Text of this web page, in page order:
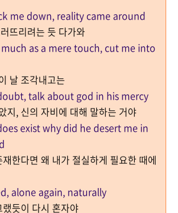
me down, reality came around
뜨리려는 듯 다가와
as a mere touch, cut me into
날 조각내고는
talk about god in his mercy
지, 신의 자비에 대해 말하는 거야
exist why did he desert me in
한다면 왜 내가 절실하게 필요한 때에
alone again, naturally
듯이 다시 혼자야